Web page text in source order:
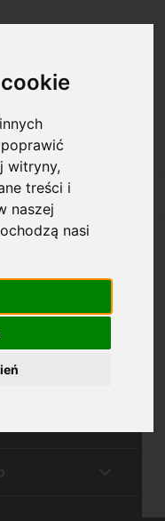
witryny,
treści i
naszej
nasi
się